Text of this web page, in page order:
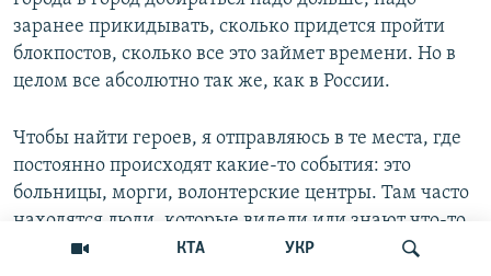
КТА УКР
заранее прикидывать, сколько придется пройти
блокпостов, сколько все это займет времени. Но в
целом все абсолютно так же, как в России.
Чтобы найти героев, я отправляюсь в те места, где
постоянно происходят какие-то события: это
больницы, морги, волонтерские центры. Там часто
находятся люди, которые видели или знают что-то
важное, являются свидетелями или жертвами. Я